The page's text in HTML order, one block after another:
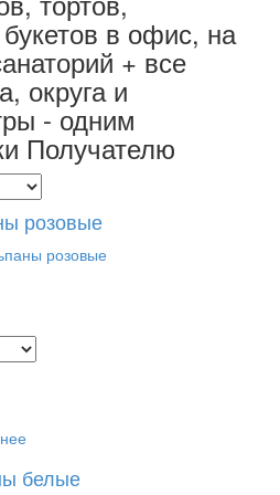
в офис, на
+ все
округа и
- одним
Получателю
розовые
белые